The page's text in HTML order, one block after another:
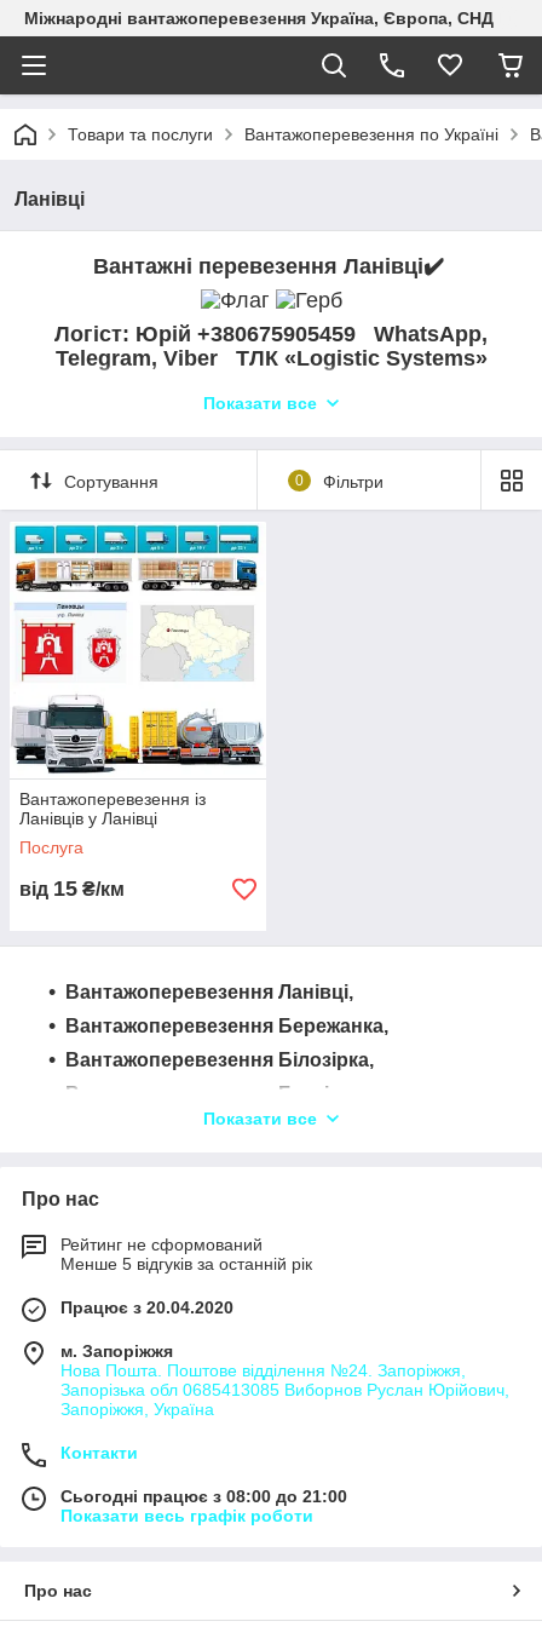
Міжнародні вантажоперевезення Україна, Європа, СНД
Товари та послуги Вантажоперевезення по Україні
Ланівці
Вантажні перевезення Ланівці✔️
Логіст: Юрій +380675905459 WhatsApp,
Telegram, Viber ТЛК «Logistic Systems»
Показати все
Сортування 0 Фільтри
Вантажоперевезення із
Ланівців у Ланівці
Послуга
від 15 ₴/км
Вантажоперевезення Ланівці,
Вантажоперевезення Бережанка,
Вантажоперевезення Білозірка,
Вантажоперевезення Буглів,
Вантажоперевезення Ванжулів,
Вантажоперевезення Вербовець,
Вантажоперевезення Вишгородок,
Вантажоперевезення Влащинці,
Вантажоперевезення Грибова,
Вантажоперевезення Гриньки,
Вантажоперевезення Іванківці,
Вантажоперевезення Коростова,
Показати все
Про нас
Рейтинг не сформований
Менше 5 відгуків за останній рік
Працює з 20.04.2020
м. Запоріжжя
Нова Пошта. Поштове відділення №24. Запоріжжя,
Запорізька обл 0685413085 Виборнов Руслан Юрійович,
Запоріжжя, Україна
Контакти
Сьогодні працює з 08:00 до 21:00
Показати весь графік роботи
Про нас